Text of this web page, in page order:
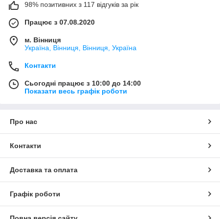
98% позитивних з 117 відгуків за рік
Працює з 07.08.2020
м. Вінниця
Україна, Вінниця, Вінниця, Україна
Контакти
Сьогодні працює з 10:00 до 14:00
Показати весь графік роботи
Про нас
Контакти
Доставка та оплата
Графік роботи